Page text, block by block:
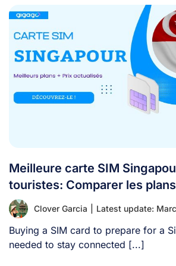
Meilleure carte SIM
touristes: Comparer les
Clover Garcia Latest update:
Buying a SIM card to prepare for a
needed to stay connected [...]